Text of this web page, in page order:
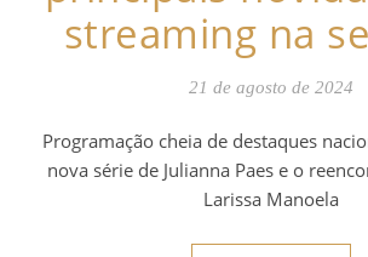
streaming na
21 de agosto de 2024
Programação cheia de destaques nacionais ainda inclui
nova série de Julianna Paes e o
Larissa Manoela